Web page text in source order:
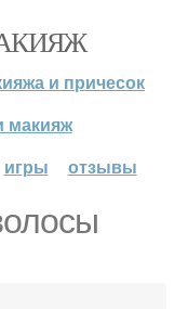
и причесок
макияж
игры отзывы